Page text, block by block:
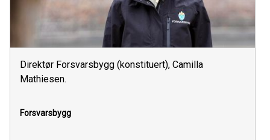
Direktør Forsvarsbygg (konstituert), Camilla
Mathiesen.
Forsvarsbygg